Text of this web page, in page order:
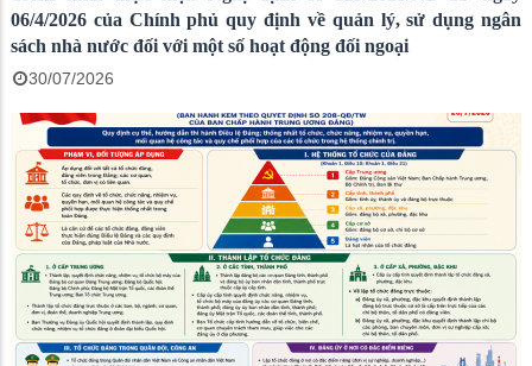
06/4/2026 của Chính phủ quy định về quản lý, sử dụng ngân
sách nhà nước đối với một số hoạt động đối ngoại
30/07/2026